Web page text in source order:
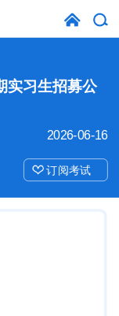
实习生招募公
2026-06-16
订阅考试